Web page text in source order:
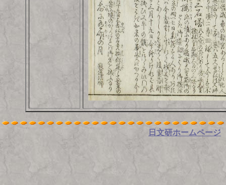
日文研ホームページ